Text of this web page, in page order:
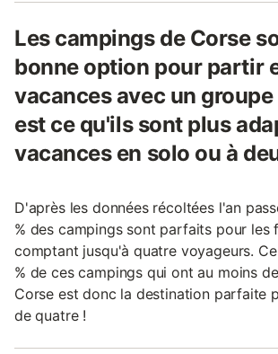
Les campings de Corse
bonne option pour partir
vacances avec un
est ce qu'ils sont plus
vacances en solo ou à
D'après les données récoltées l'an
% des campings sont parfaits pour les
comptant jusqu'à quatre voyageurs.
% de ces campings qui ont au moins
Corse est donc la destination parfaite
de quatre !